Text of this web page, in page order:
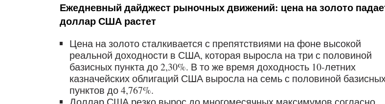
Ежедневный дайджест рыночных движений: цена на золото
доллар США растет
Цена на золото сталкивается с препятствиями на фоне высокой
реальной доходности в США, которая выросла на три с половиной
базисных пункта до 2,30%. В то же время доходность 10-летних
казначейских облигаций США выросла на семь с половиной
пунктов до 4,767%.